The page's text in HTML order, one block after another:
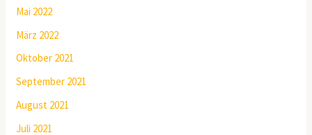
Mai 2022
März 2022
Oktober 2021
September 2021
August 2021
Juli 2021